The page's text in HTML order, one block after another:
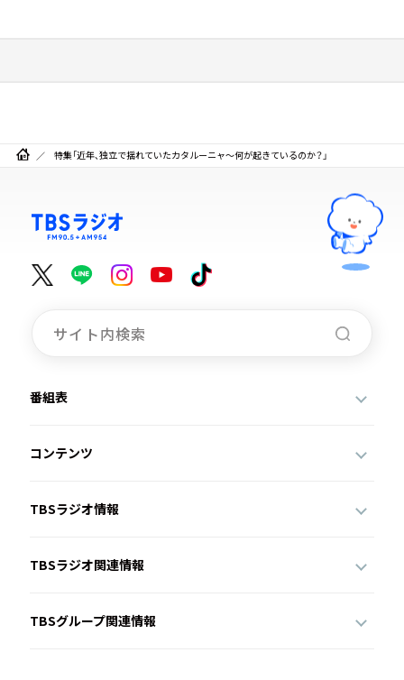
特集「近年、独立で揺れていたカタルーニャ～何が起きているのか？」
番組表
コンテンツ
TBSラジオ情報
TBSラジオ関連情報
TBSグループ関連情報